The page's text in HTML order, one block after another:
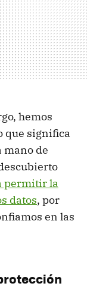
hemos
que significa
mano de
permitir la
datos, por
en las